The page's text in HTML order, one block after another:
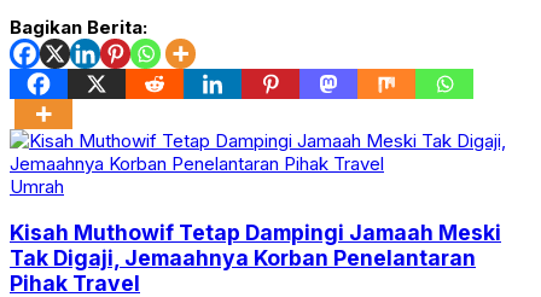
Bagikan Berita:
Umrah
Kisah Muthowif Tetap Dampingi Jamaah Meski
Tak Digaji, Jemaahnya Korban Penelantaran
Pihak Travel